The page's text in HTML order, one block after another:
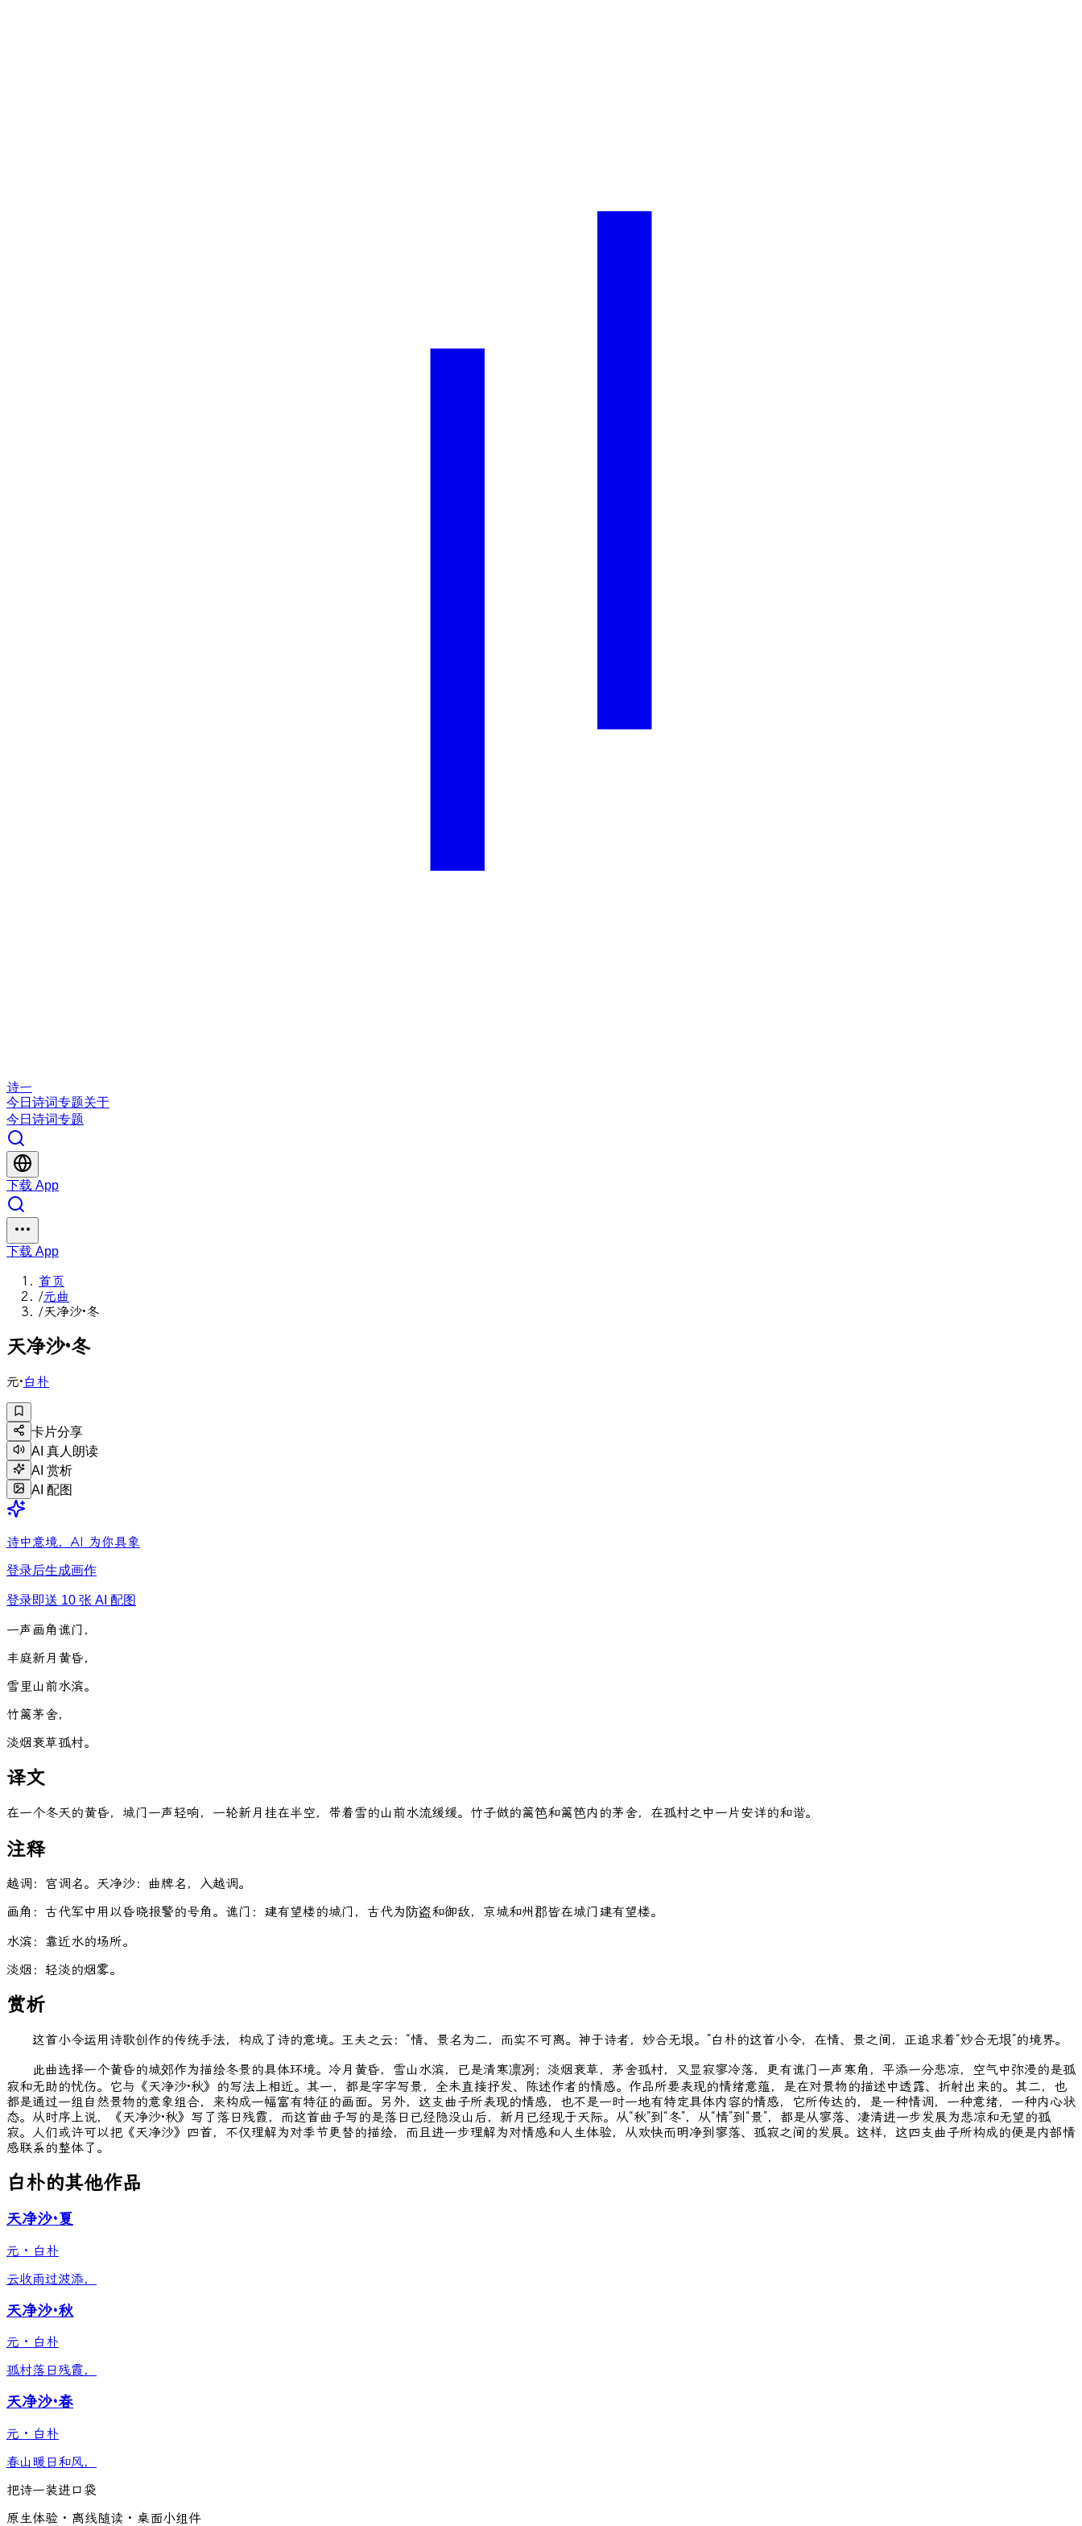
诗一
今日 诗词专题关于
今日 诗词专题
下载 App
下载 App
首页
/元曲
/天净沙·冬
天净沙·冬
元·白朴
卡片分享
AI 真人朗读
AI 赏析
AI 配图
诗中意境，AI 为你具象
登录后生成画作
登录即送 10 张 AI 配图
一声 画角 谯门 ，
丰庭新月 黄昏，
雪 里山前水滨。
竹篱茅舍，
淡烟衰草孤村。
译文
在一个冬天的黄昏，城门一声轻响，一轮新月挂在半空，带着雪的山前水流缓缓。竹子做的篱笆和篱笆内的茅舍，在孤村之中一片安详的和谐。
注释
越调：宫调名。天净沙：曲牌名，入越调。
画角：古代军中用以昏晓报警的号角。谯门：建有望楼的城门，古代为防盗和御敌，京城和州郡皆在城门建有望楼。
水滨：靠近水的场所。
淡烟：轻淡的烟雾。
赏析
这首小令运用诗歌创作的传统手法，构成了诗的意境。王夫之云：“情、景名为二，而实不可离。神于诗者，妙合无垠。”白朴的这首小令，在情、景之间，正追求着“妙合无垠”的境界。
此曲选择一个黄昏的城郊作为描绘冬景的具体环境。冷月黄昏，雪山水滨，已是清寒凛冽；淡烟衰草，茅舍孤村，又显寂寥冷落，更有谯门一声寒角，平添一分悲凉，空气中弥漫的是孤
寂和无助的忧伤。它与《天净沙·秋》的写法上相近。其一，都是字字写景，全未直接抒发、陈述作者的情感。作品所要表现的情绪意蕴，是在对景物的描述中透露、折射出来的。其二，也
都是通过一组自然景物的意象组合，来构成一幅富有特征的画面。另外，这支曲子所表现的情感，也不是一时一地有特定具体内容的情感，它所传达的，是一种情调，一种意绪，一种内心状
态。从时序上说，《天净沙·秋》写了落日残霞，而这首曲子写的是落日已经隐没山后，新月已经现于天际。从“秋”到“冬”，从“情”到“景”，都是从寥落、凄清进一步发展为悲凉和无望的孤
寂。人们或许可以把《天净沙》四首，不仅理解为对季节更替的描绘，而且进一步理解为对情感和人生体验，从欢快而明净到寥落、孤寂之间的发展。这样，这四支曲子所构成的便是内部情
感联系的整体了。
白朴的其他作品
天净沙·夏
元 · 白朴
云收雨过波添，
天净沙·秋
元 · 白朴
孤村落日残霞，
天净沙·春
元 · 白朴
春山暖日和风，
把诗一装进口袋
原生体验 · 离线随读 · 桌面小组件